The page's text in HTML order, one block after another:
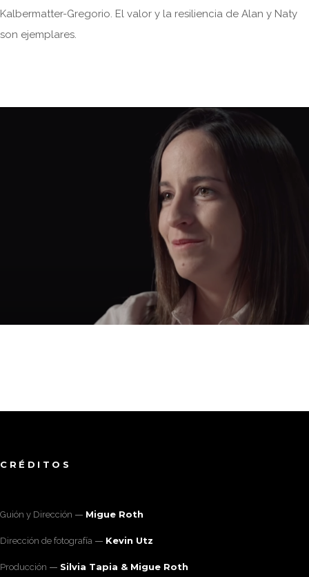
Kalbermatter-Gregorio. El valor y la resiliencia de Alan y Naty
son ejemplares.
CRÉDITOS
Guión y Dirección Migue Roth
Dirección de fotografía Kevin Utz
Producción Silvia Tapia & Migue Roth